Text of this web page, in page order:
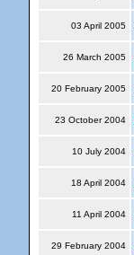
03 April 2005
26 March 2005
20 February 2005
23 October 2004
10 July 2004
18 April 2004
11 April 2004
29 February 2004